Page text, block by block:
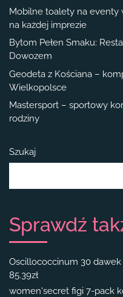
Mobilne toalety na eventy
na każdej imprezie
Bytom Pełen Smaku:
Dowozem
Geodeta z Kościana –
Wielkopolsce
Mastersport – sportowy
rodziny
Szukaj
Sprawdź
Oscillococcinum 30 dawek
85.39zł
women'secret figi 7-pack